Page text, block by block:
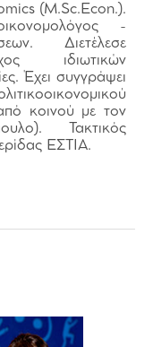
(M.Sc.Econ.).
-
Διετέλεσε
ιδιωτικών
Έχει συγγράψει
κοινού με τον
Τακτικός
ΕΣΤΙΑ.